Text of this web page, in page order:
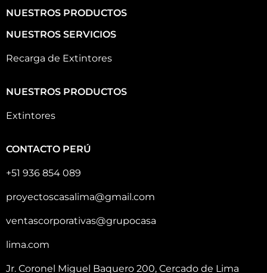
NUESTROS PRODUCTOS
NUESTROS SERVICIOS
Recarga de Extintores
NUESTROS PRODUCTOS
Extintores
CONTACTO PERÚ
+51 936 854 089
proyectoscasalima@gmail.com
ventascorporativas@grupocasa
lima.com
Jr. Coronel Miguel Baquero 200, Cercado de Lima